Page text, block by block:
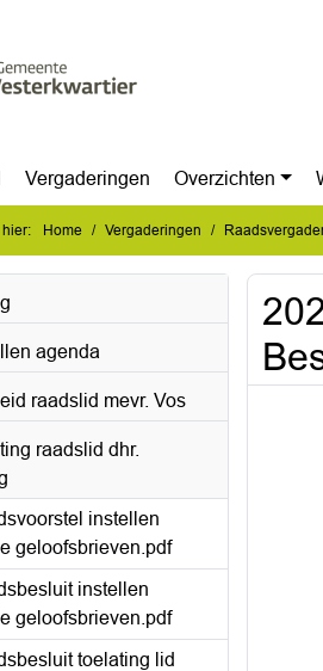
Vergaderingen Overzichten
hier: Home Vergaderingen
agenda
raadslid mevr. Vos
raadslid dhr.
instellen
geloofsbrieven.pdf
instellen
geloofsbrieven.pdf
toelating lid